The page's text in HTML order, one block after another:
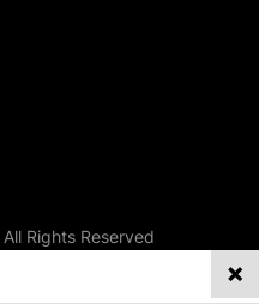
Rights Reserved